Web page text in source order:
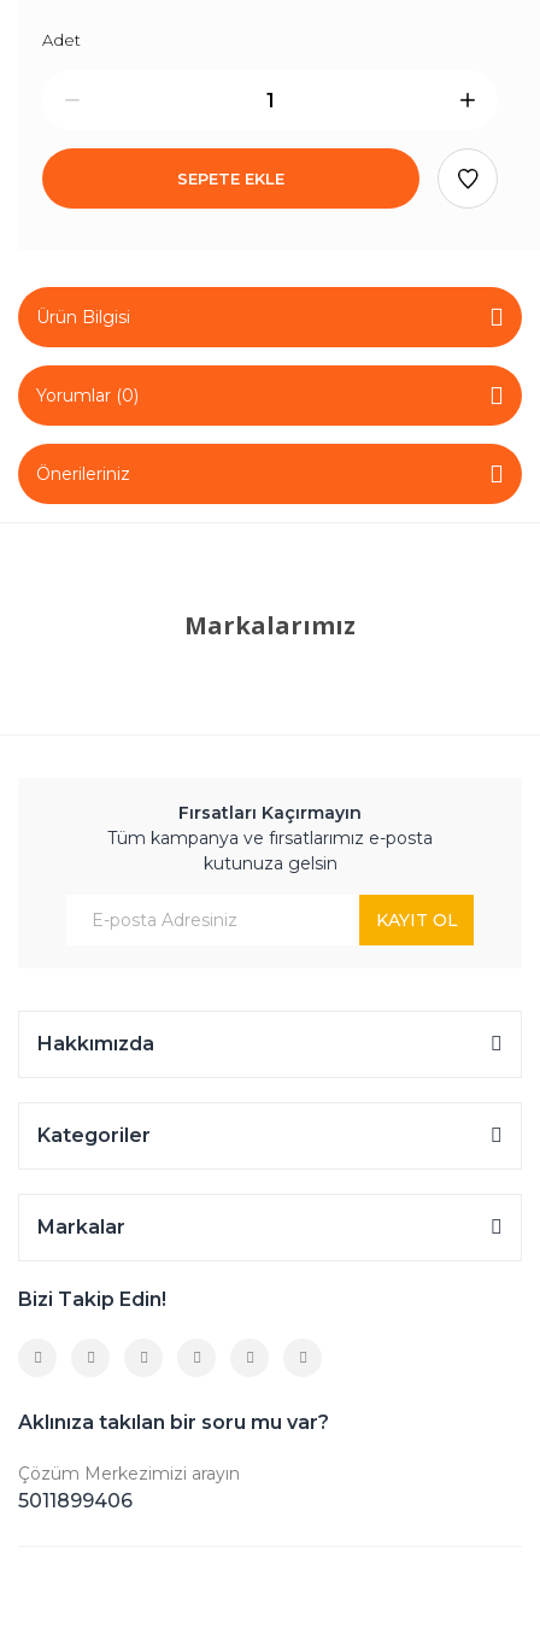
Adet
SEPETE EKLE
Ürün Bilgisi
Yorumlar (0)
Önerileriniz
Markalarımız
Fırsatları Kaçırmayın
Tüm kampanya ve fırsatlarımız e-posta
kutunuza gelsin
KAYIT OL
Hakkımızda
Kategoriler
Markalar
Bizi Takip Edin!
Aklınıza takılan bir soru mu var?
Çözüm Merkezimizi arayın
5011899406